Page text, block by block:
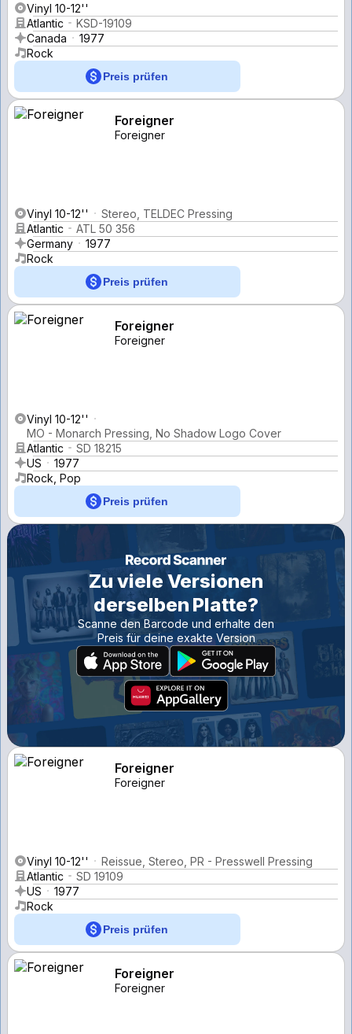
Vinyl 10-12''
Atlantic
KSD-19109
Canada
1977
Rock
Preis prüfen
Foreigner
Foreigner
Vinyl 10-12''
Stereo, TELDEC Pressing
Atlantic
ATL 50 356
Germany
1977
Rock
Preis prüfen
Foreigner
Foreigner
Vinyl 10-12''
MO - Monarch Pressing, No Shadow Logo Cover
Atlantic
SD 18215
US
1977
Rock, Pop
Preis prüfen
Zu viele Versionen
derselben Platte?
Scanne den Barcode und erhalte den
Preis für deine exakte Version
Foreigner
Foreigner
Vinyl 10-12''
Reissue, Stereo, PR - Presswell Pressing
Atlantic
SD 19109
US
1977
Rock
Preis prüfen
Foreigner
Foreigner